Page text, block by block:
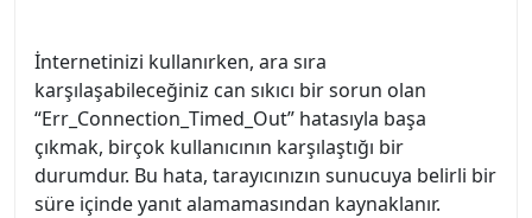
İnternetinizi kullanırken, ara sıra
karşılaşabileceğiniz can sıkıcı bir sorun olan
“Err_Connection_Timed_Out” hatasıyla başa
çıkmak, birçok kullanıcının karşılaştığı bir
durumdur. Bu hata, tarayıcınızın sunucuya belirli bir
süre içinde yanıt alamamasından kaynaklanır.